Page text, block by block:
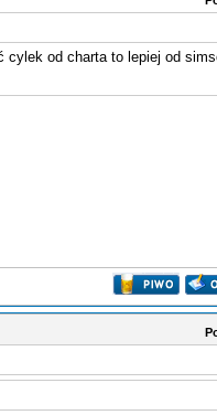
cylek od charta to lepiej od